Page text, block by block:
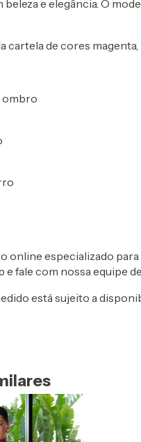
beleza e elegância. O
cartela de cores
ombro
online especializado
e fale com nossa equipe
está sujeito a